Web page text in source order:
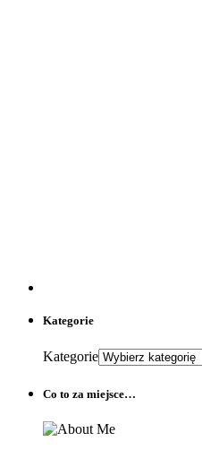
Kategorie
Kategorie
Co to za miejsce…